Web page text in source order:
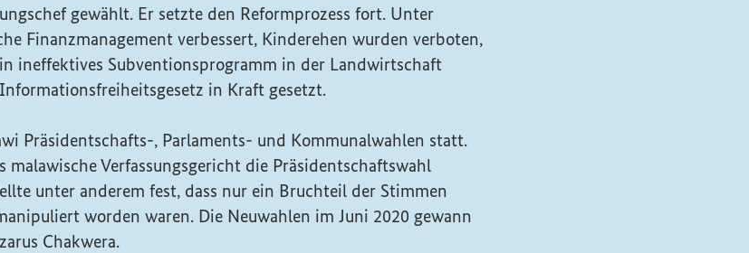
gewählt. Er setzte den Reformprozess fort. Unter
Finanzmanagement verbessert, Kinderehen wurden verboten,
ineffektives Subventionsprogramm in der Landwirtschaft
in Kraft gesetzt.
Präsidentschafts-, Parlaments- und Kommunalwahlen statt.
malawische Verfassungsgericht die Präsidentschaftswahl
unter anderem fest, dass nur ein Bruchteil der Stimmen
worden waren. Die Neuwahlen im Juni 2020 gewann
Chakwera.